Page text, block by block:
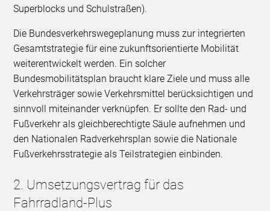
Superblocks und Schulstraßen).
Die Bundesverkehrswegeplanung muss zur integrierten
Gesamtstrategie für eine zukunftsorientierte Mobilität
weiterentwickelt werden. Ein solcher
Bundesmobilitätsplan braucht klare Ziele und muss alle
Verkehrsträger sowie Verkehrsmittel berücksichtigen und
sinnvoll miteinander verknüpfen. Er sollte den Rad- und
Fußverkehr als gleichberechtigte Säule aufnehmen und
den Nationalen Radverkehrsplan sowie die Nationale
Fußverkehrsstrategie als Teilstrategien einbinden.
2. Umsetzungsvertrag für das
Fahrradland-Plus